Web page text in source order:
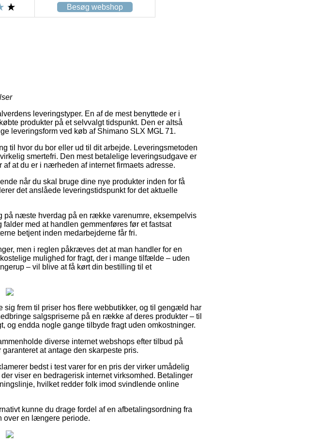
Besøg webshop
leveringstyper. En af de mest benyttede er i
produkter på et selvvalgt tidspunkt. Den er altså
leveringsform ved køb af Shimano SLX MGL 71.
til hvor du bor eller ud til dit arbejde. Leveringsmetoden
smertefri. Den mest betalelige leveringsudgave er
at du er i nærheden af internet firmaets adresse.
når du skal bruge dine nye produkter inden for få
det anslåede leveringstidspunkt for det aktuelle
på næste hverdag på en række varenumre, eksempelvis
med at handlen gemmenføres før et fastsat
betjent inden medarbejderne får fri.
men i reglen påkræves det at man handler for en
mulighed for fragt, der i mange tilfælde – uden
– vil blive at få kørt din bestilling til et
sig frem til priser hos flere webbutikker, og til gengæld har
salgspriserne på en række af deres produkter – til
og endda nogle gange tilbyde fragt uden omkostninger.
diverse internet webshops efter tilbud på
at antage den skarpeste pris.
bedst i test varer for en pris der virker umådelig
viser en bedragerisk internet virksomhed. Betalinger
hvilket redder folk imod svindlende online
kunne du drage fordel af en afbetalingsordning fra
over en længere periode.